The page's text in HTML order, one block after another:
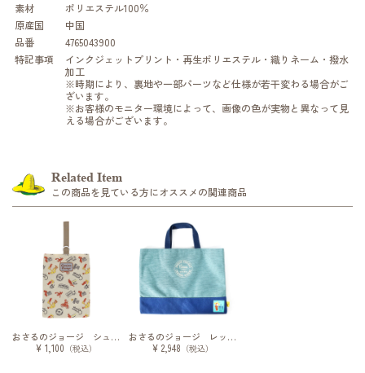
素材
ポリエステル100％
原産国
中国
品番
4765043900
特記事項
インクジェットプリント・再生ポリエステル・織りネーム・撥水
加工
※時期により、裏地や一部パーツなど仕様が若干変わる場合がご
ざいます。
※お客様のモニター環境によって、画像の色が実物と異なって見
える場合がございます。
Related Item
この商品を見ている方にオススメの関連商品
おさるのジョージ シューズバッグ エブリデイライフ
¥ 1,100 （税込）
おさるのジョージ レッスンバッグ/ミント
¥ 2,948 （税込）